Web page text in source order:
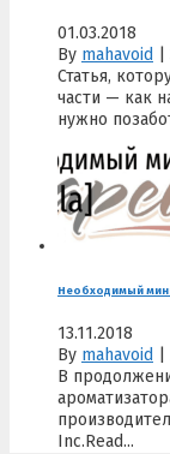
01.03.2018
By mahavoid
Статья,
части — как
нужно
Необходимый
13.11.2018
By mahavoid
В
Inc.Read...